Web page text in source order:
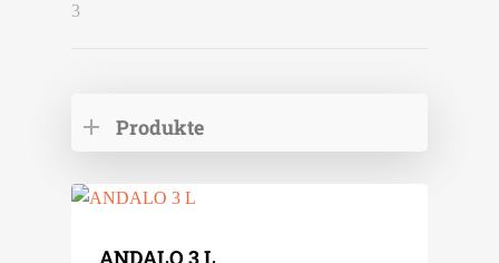
3
Produkte
ANDALO 3 L